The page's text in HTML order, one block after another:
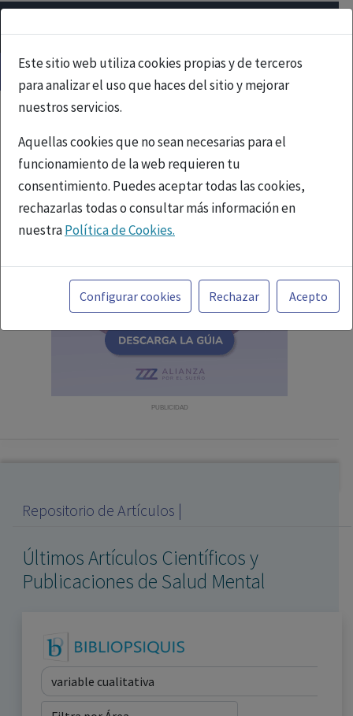
Este sitio web utiliza cookies propias y de terceros
para analizar el uso que haces del sitio y mejorar
nuestros servicios.
Aquellas cookies que no sean necesarias para el
funcionamiento de la web requieren tu
consentimiento. Puedes aceptar todas las cookies,
rechazarlas todas o consultar más información en
nuestraPolítica de Cookies.
Toda la información incluida en la Página Web está
referida a productos del mercado español y, por
tanto, dirigida a profesionales sanitarios legalmente
facultados para prescribir o dispensar medicamentos
con ejercicio profesional. La información técnica de los
fármacos se facilita a título meramente informativo,
Configurar cookies Rechazar Acepto
PUBLICIDAD
Repositorio de Artículos |
Últimos Artículos Científicos y
Publicaciones de Salud Mental